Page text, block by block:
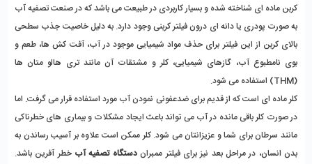
کربن ماده ای شناخته شده و بسیار کاربردی در طبیعت می باشد که در صنعت تصفیه آب
به صورت پودری یا دانه ای درون فیلتر کربنی وجود دارد. به دلیل خاصیت جذب سطحی
بالای کربن از این فیلتر برای حذف مواد شیمیایی موجود در آب، آفت کش ها، طعم و
بوی نامطبوع آب، گازهای شیمیایی، کلر و مشتقات آن مانند تری هالو متان ها
(THM) استفاده می شود.
کلر ماده ای است که از قدیم برای ضدعفونی نمودن آب مورد استفاده قرار می گرفت. اما
در صورت کلر باقی مانده در آب می تواند باعث ایجاد مشکلات و بیماری های خطرناکی
مانند سرطان برای شما و عزیزانتان می شود. کلر ممکن است علاوه بر آسیب رساندن به
بدن انسان، در مراحل بعد نیز برای فیلتر ممبراندستگاه تصفیه آب خطر آفرین باشد.